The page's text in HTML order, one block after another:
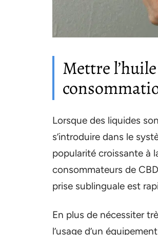
Mettre
Lorsque des liquides
s’introduire dans le
popularité croissante à
consommateurs de
prise sublinguale est
En plus de nécessiter
l’usage d’un